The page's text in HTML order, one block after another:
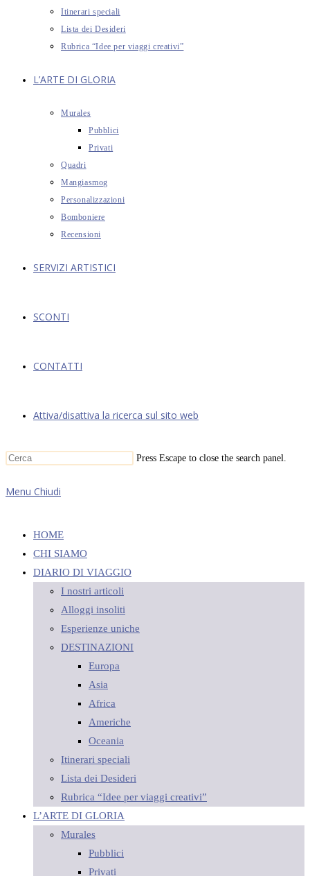
Itinerari speciali
Lista dei Desideri
Rubrica “Idee per viaggi creativi”
L’ARTE DI GLORIA
Murales
Pubblici
Privati
Quadri
Mangiasmog
Personalizzazioni
Bomboniere
Recensioni
SERVIZI ARTISTICI
SCONTI
CONTATTI
Attiva/disattiva la ricerca sul sito web
Press Escape to close the search panel.
Menu Chiudi
HOME
CHI SIAMO
DIARIO DI VIAGGIO
I nostri articoli
Alloggi insoliti
Esperienze uniche
DESTINAZIONI
Europa
Asia
Africa
Americhe
Oceania
Itinerari speciali
Lista dei Desideri
Rubrica “Idee per viaggi creativi”
L’ARTE DI GLORIA
Murales
Pubblici
Privati